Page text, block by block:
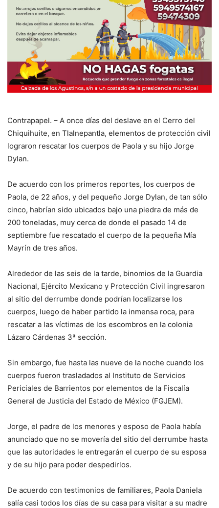
Contrapapel. – A once días del deslave en el Cerro del
Chiquihuite, en Tlalnepantla, elementos de protección civil
lograron rescatar los cuerpos de Paola y su hijo Jorge
Dylan.
De acuerdo con los primeros reportes, los cuerpos de
Paola, de 22 años, y del pequeño Jorge Dylan, de tan sólo
cinco, habrían sido ubicados bajo una piedra de más de
200 toneladas, muy cerca de donde el pasado 14 de
septiembre fue rescatado el cuerpo de la pequeña Mía
Mayrín de tres años.
Alrededor de las seis de la tarde, binomios de la Guardia
Nacional, Ejército Mexicano y Protección Civil ingresaron
al sitio del derrumbe donde podrían localizarse los
cuerpos, luego de haber partido la inmensa roca, para
rescatar a las víctimas de los escombros en la colonia
Lázaro Cárdenas 3ª sección.
Sin embargo, fue hasta las nueve de la noche cuando los
cuerpos fueron trasladados al Instituto de Servicios
Periciales de Barrientos por elementos de la Fiscalía
General de Justicia del Estado de México (FGJEM).
Jorge, el padre de los menores y esposo de Paola había
anunciado que no se movería del sitio del derrumbe hasta
que las autoridades le entregarán el cuerpo de su esposa
y de su hijo para poder despedirlos.
De acuerdo con testimonios de familiares, Paola Daniela
salía casi todos los días de su casa para visitar a su madre